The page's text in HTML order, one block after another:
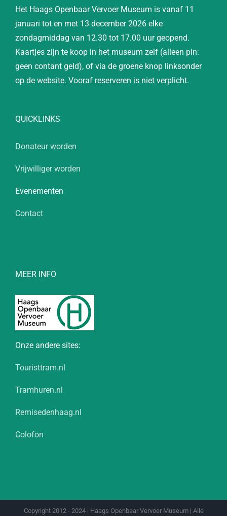
Het Haags Openbaar Vervoer Museum is vanaf 11
januari tot en met 13 december 2026 elke
zondagmiddag van 12.30 tot 17.00 uur geopend.
Kaartjes zijn te koop in het museum zelf (alleen pin:
geen contant geld), of via de groene knop linksonder
op de website. Vooraf reserveren is niet verplicht.
QUICKLINKS
Donateur worden
Vrijwilliger worden
Evenementen
Contact
MEER INFO
Onze andere sites:
Touristtram.nl
Tramhuren.nl
Remisedenhaag.nl
Colofon
Copyright 2012 - 2024 | Haags Openbaar Vervoer Museum | Alle